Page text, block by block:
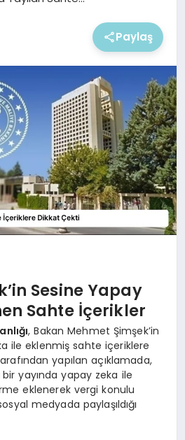
Paylaş
Sesine Yapay
Sahte İçerikler
, Bakan Mehmet Şimşek’in
ile eklenmiş sahte içeriklere
yapılan açıklamada,
bir yayında yapay zeka ile
eklenerek vergi konulu
medyada paylaşıldığı